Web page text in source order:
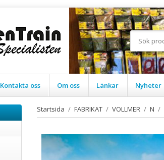
Kontakta oss Om oss Länkar Nyheter
Startsida / FABRIKAT / VOLLMER / N /